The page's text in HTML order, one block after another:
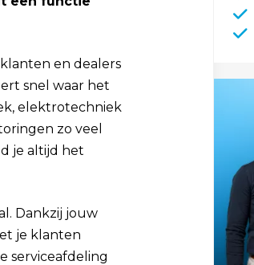
en dealers
snel waar het
elektrotechniek
zo veel
je altijd het
Dankzij jouw
je klanten
serviceafdeling